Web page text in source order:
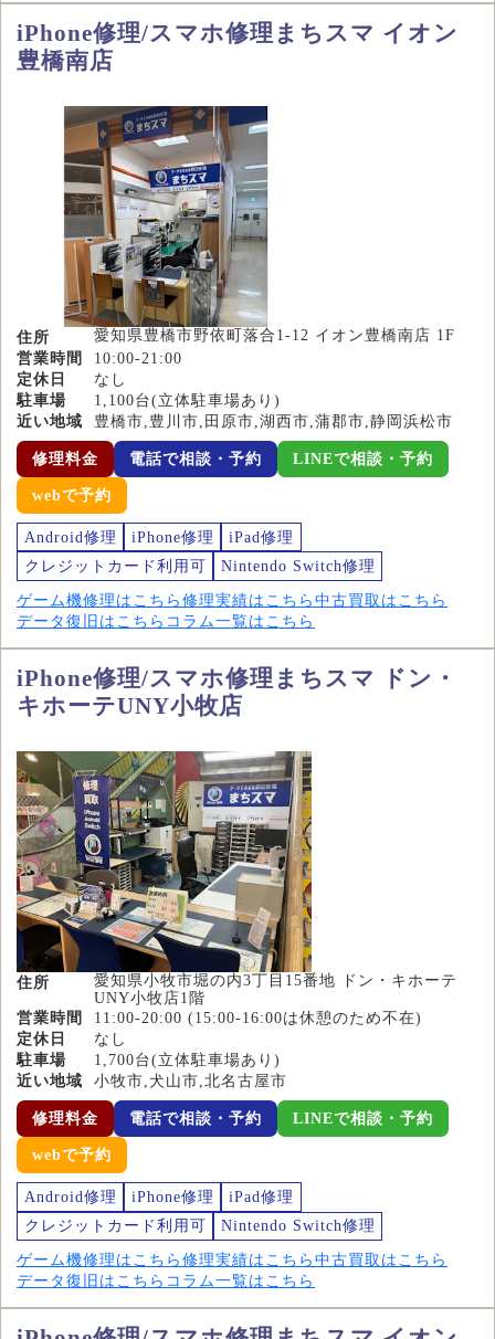
iPhone修理/スマホ修理まちスマ イオン
豊橋南店
住所
愛知県豊橋市野依町落合1-12 イオン豊橋南店 1F
営業時間
10:00-21:00
定休日
なし
駐車場
1,100台(立体駐車場あり)
近い地域
豊橋市,豊川市,田原市,湖西市,蒲郡市,静岡浜松市
修理料金 電話で相談・予約 LINEで相談・予約
webで予約
Android修理 iPhone修理
iPad修理
クレジットカード利用可
Nintendo Switch修理
ゲーム機修理はこちら 修理実績はこちら 中古買取はこちら
データ復旧はこちら コラム一覧はこちら
iPhone修理/スマホ修理まちスマ ドン・
キホーテUNY小牧店
住所
愛知県小牧市堀の内3丁目15番地 ドン・キホーテ
UNY小牧店1階
営業時間
11:00-20:00 (15:00-16:00は休憩のため不在)
定休日
なし
駐車場
1,700台(立体駐車場あり)
近い地域
小牧市,犬山市,北名古屋市
修理料金 電話で相談・予約 LINEで相談・予約
webで予約
Android修理 iPhone修理
iPad修理
クレジットカード利用可
Nintendo Switch修理
ゲーム機修理はこちら 修理実績はこちら 中古買取はこちら
データ復旧はこちら コラム一覧はこちら